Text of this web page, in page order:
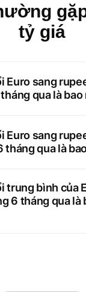
tỷ giá
Euro sang
qua là bao
Euro sang
qua là
trung bình của
6 tháng qua là